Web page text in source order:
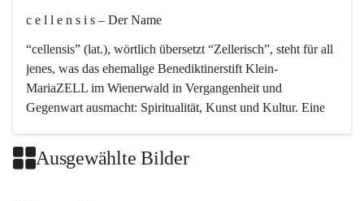
c e l l e n s i s – Der Name
“cellensis” (lat.), wörtlich übersetzt “Zellerisch”, steht für all
jenes, was das ehemalige Benediktinerstift Klein-
MariaZELL im Wienerwald in Vergangenheit und
Gegenwart ausmacht: Spiritualität, Kunst und Kultur. Eine
Kirchenmusik, dem kunstvollen Lob Gottes.
Ausgewählte Bilder